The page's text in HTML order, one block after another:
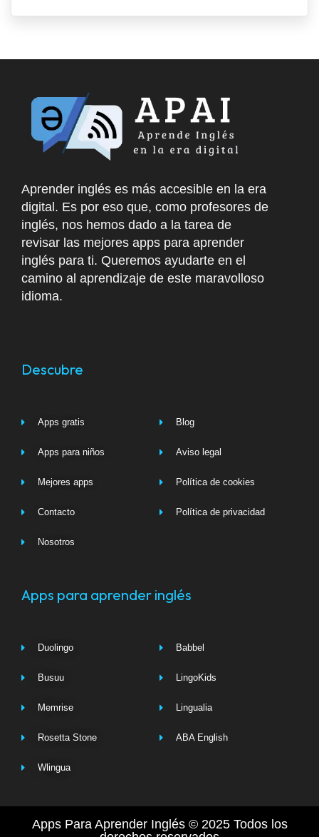
Aprender inglés es más accesible en la era
digital. Es por eso que, como profesores de
inglés, nos hemos dado a la tarea de
revisar las mejores apps para aprender
inglés para ti. Queremos ayudarte en el
camino al aprendizaje de este maravolloso
idioma.
Descubre
Apps gratis
Apps para niños
Mejores apps
Contacto
Nosotros
Blog
Aviso legal
Política de cookies
Política de privacidad
Apps para aprender inglés
Duolingo
Busuu
Memrise
Rosetta Stone
Wlingua
Babbel
LingoKids
Lingualia
ABA English
Apps Para Aprender Inglés © 2025 Todos los